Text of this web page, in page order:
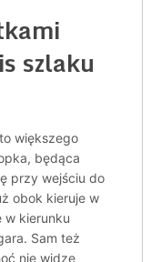
szlaku
większego
będąca
przy wejściu do
obok kieruje w
w kierunku
Sam też
nie widzę